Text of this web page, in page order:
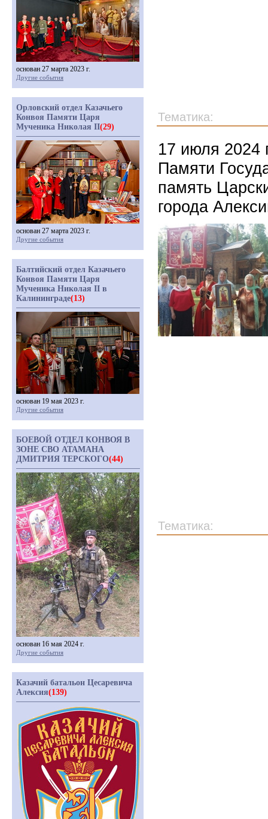
Тематика:
17 июля 2024
Памяти
память
города
Тематика:
основан 27 марта 2023 г.
Другие события
Орловский отдел Казачьего
Конвоя Памяти Царя
Мученика Николая II(29)
основан 27 марта 2023 г.
Другие события
Балтийский отдел Казачьего
Конвоя Памяти Царя
Мученика Николая II в
Калининграде(13)
основан 19 мая 2023 г.
Другие события
БОЕВОЙ ОТДЕЛ КОНВОЯ В
ЗОНЕ СВО АТАМАНА
ДМИТРИЯ ТЕРСКОГО(44)
основан 16 мая 2024 г.
Другие события
Казачий батальон Цесаревича
Алексия(139)